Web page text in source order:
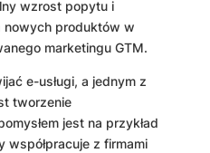
wzrost popytu i
nowych produktów w
marketingu GTM.
e-usługi, a jednym z
tworzenie
jest na przykład
z firmami